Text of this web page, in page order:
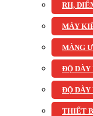
RH,
MÁY
MÀNG
ĐỘ DÀY
ĐỘ
THIẾT